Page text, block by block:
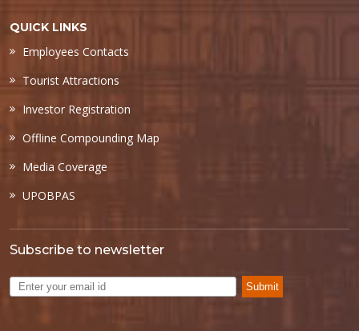
QUICK LINKS
Employees Contacts
Tourist Attractions
Investor Registration
Offline Compounding Map
Media Coverage
UPOBPAS
Subscribe to newsletter
Submit